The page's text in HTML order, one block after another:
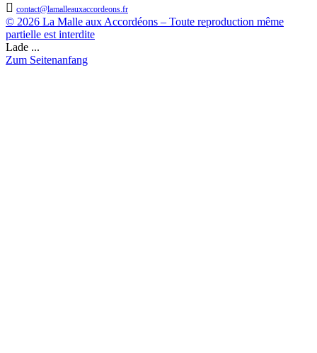
 contact@lamalleauxaccordeons.fr
© 2026 La Malle aux Accordéons – Toute reproduction même
partielle est interdite
Lade ...
Zum Seitenanfang